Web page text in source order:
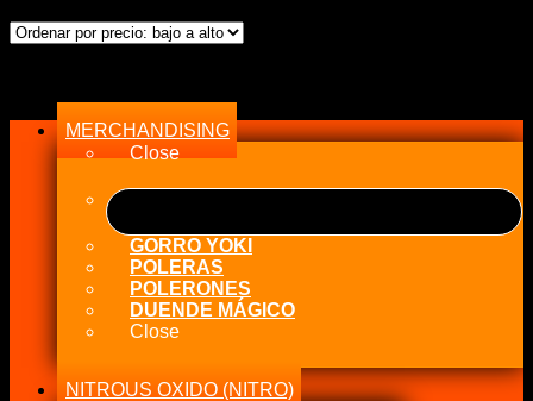
MERCHANDISING
Close
GORRO YOKI
POLERAS
POLERONES
DUENDE MÁGICO
Close
NITROUS OXIDO (NITRO)